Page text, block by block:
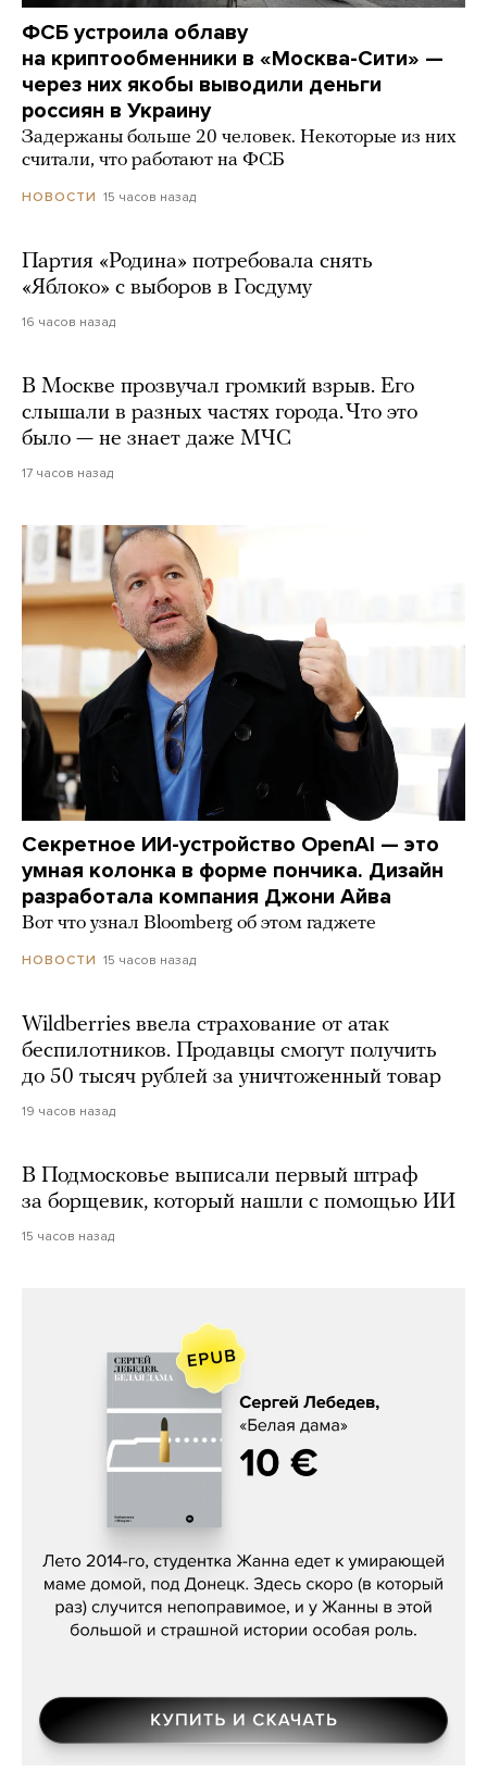
ФСБ устроила облаву
на криптообменники в «Москва-Сити» —
через них якобы выводили деньги
россиян в Украину
Задержаны больше 20 человек. Некоторые из них
считали, что работают на ФСБ
НОВОСТИ 15 часов назад
Партия «Родина» потребовала снять
«Яблоко» с выборов в Госдуму
16 часов назад
В Москве прозвучал громкий взрыв. Его
слышали в разных частях города. Что это
было — не знает даже МЧС
17 часов назад
Секретное ИИ-устройство OpenAI — это
умная колонка в форме пончика. Дизайн
разработала компания Джони Айва
Вот что узнал Bloomberg об этом гаджете
НОВОСТИ 15 часов назад
Wildberries ввела страхование от атак
беспилотников. Продавцы смогут получить
до 50 тысяч рублей за уничтоженный товар
19 часов назад
В Подмосковье выписали первый штраф
за борщевик, который нашли с помощью ИИ
15 часов назад
Сергей Лебедев, «Белая дама»